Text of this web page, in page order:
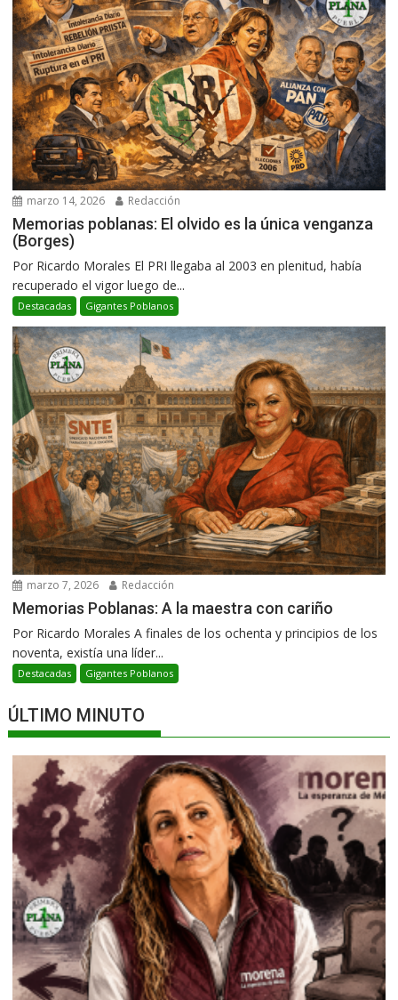
marzo 14, 2026 Redacción
Memorias poblanas: El olvido es la única venganza
(Borges)
Por Ricardo Morales El PRI llegaba al 2003 en plenitud, había
recuperado el vigor luego de...
Destacadas Gigantes Poblanos
marzo 7, 2026 Redacción
Memorias Poblanas: A la maestra con cariño
Por Ricardo Morales A finales de los ochenta y principios de los
noventa, existía una líder...
Destacadas Gigantes Poblanos
ÚLTIMO MINUTO